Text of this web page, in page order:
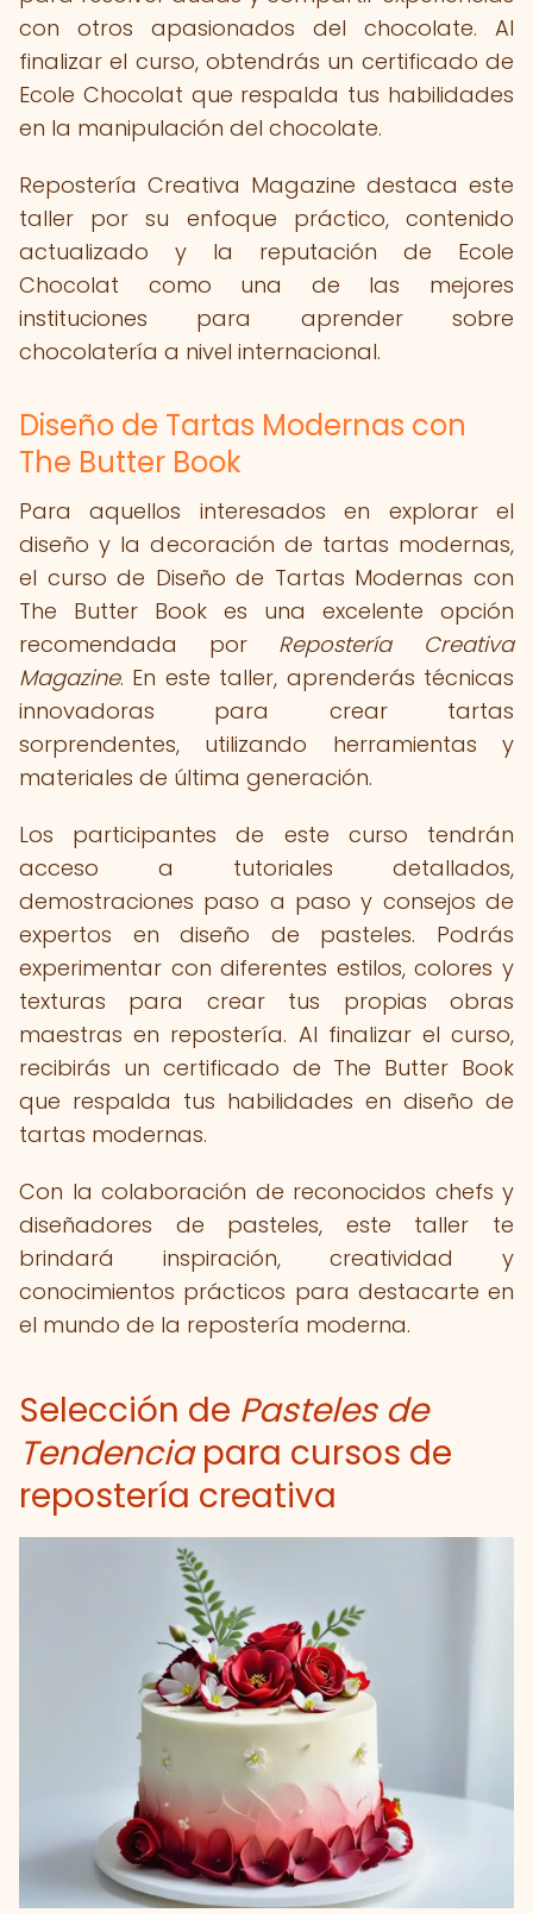
con otros apasionados del chocolate. Al
finalizar el curso, obtendrás un certificado de
Ecole Chocolat que respalda tus habilidades
en la manipulación del chocolate.
Repostería Creativa Magazine destaca este
taller por su enfoque práctico, contenido
actualizado y la reputación de Ecole
Chocolat como una de las mejores
instituciones para aprender sobre
chocolatería a nivel internacional.
Diseño de Tartas Modernas con
The Butter Book
Para aquellos interesados en explorar el
diseño y la decoración de tartas modernas,
el curso de Diseño de Tartas Modernas con
The Butter Book es una excelente opción
recomendada por Repostería Creativa
Magazine. En este taller, aprenderás técnicas
innovadoras para crear tartas
sorprendentes, utilizando herramientas y
materiales de última generación.
Los participantes de este curso tendrán
acceso a tutoriales detallados,
demostraciones paso a paso y consejos de
expertos en diseño de pasteles. Podrás
experimentar con diferentes estilos, colores y
texturas para crear tus propias obras
maestras en repostería. Al finalizar el curso,
recibirás un certificado de The Butter Book
que respalda tus habilidades en diseño de
tartas modernas.
Con la colaboración de reconocidos chefs y
diseñadores de pasteles, este taller te
brindará inspiración, creatividad y
conocimientos prácticos para destacarte en
el mundo de la repostería moderna.
Selección de Pasteles de
Tendenciapara cursos de
repostería creativa